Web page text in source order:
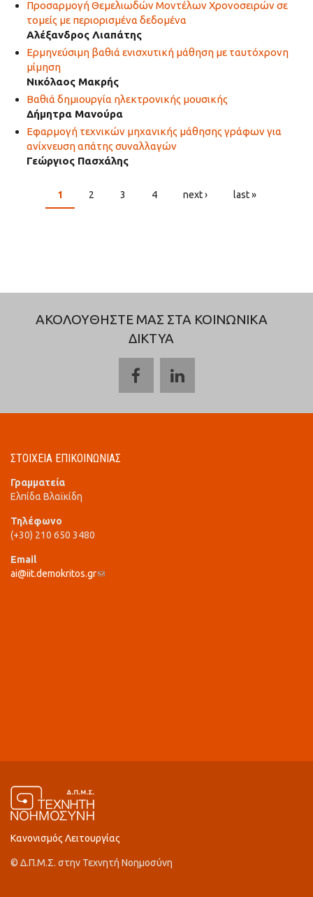
Προσαρμογή Θεμελιωδών Μοντέλων Χρονοσειρών σε
τομείς με περιορισμένα δεδομένα
Αλέξανδρος Λιαπάτης
Ερμηνεύσιμη βαθιά ενισχυτική μάθηση με ταυτόχρονη
μίμηση
Νικόλαος Μακρής
Βαθιά δημιουργία ηλεκτρονικής μουσικής
Δήμητρα Μανούρα
Εφαρμογή τεχνικών μηχανικής μάθησης γράφων για
ανίχνευση απάτης συναλλαγών
Γεώργιος Πασχάλης
PAGES
1 2 3 4 next › last »
ΑΚΟΛΟΥΘΗΣΤΕ ΜΑΣ ΣΤΑ ΚΟΙΝΩΝΙΚΑ
ΔΙΚΤΥΑ
ΣΤΟΙΧΕΙΑ ΕΠΙΚΟΙΝΩΝΙΑΣ
Γραμματεία
Ελπίδα Βλαϊκίδη
Τηλέφωνο
(+30) 210 650 3480
Email
ai@iit.demokritos.gr(link sends e-mail)
Κανονισμός Λειτουργίας
© Δ.Π.Μ.Σ. στην Τεχνητή Νοημοσύνη